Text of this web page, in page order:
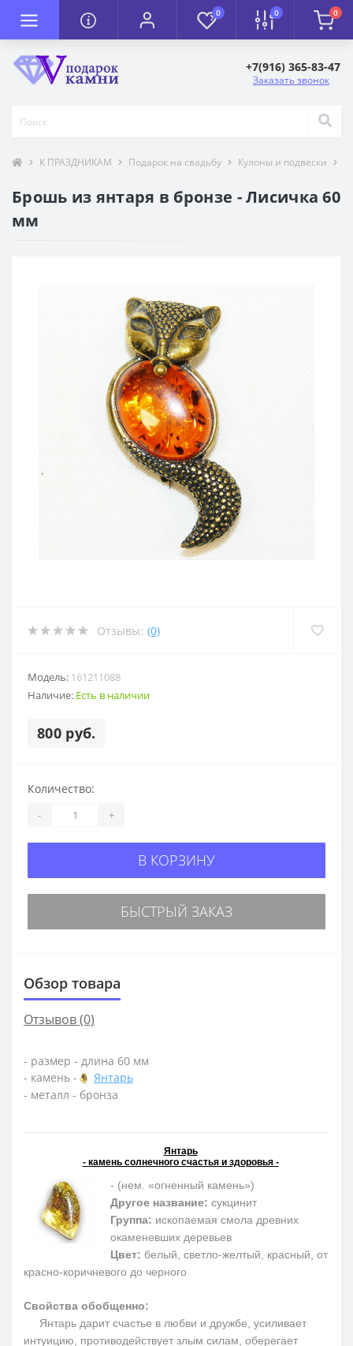
0 0 0
+7(916) 365-83-47
Заказать звонок
К ПРАЗДНИКАМ Подарок на свадьбу Кулоны и подвески
Брошь из янтаря в бронзе - Лисичка 60
мм
Отзывы: (0)
Модель: 161211088
Наличие: Есть в наличии
800 руб.
Количество:
- +
В КОРЗИНУ
БЫСТРЫЙ ЗАКАЗ
Обзор товара
Отзывов (0)
- размер - длина 60 мм
- камень -
Янтарь
- металл - бронза
Янтарь
- камень солнечного счастья и здоровья -
- (нем. «огненный камень»)
Другое название: сукцинит
Группа: ископаемая смола древних
окаменевших деревьев
Цвет: белый, светло-желтый, красный, от
красно-коричневого до черного
Свойства обобщенно:
Янтарь дарит счастье в любви и дружбе, усиливает
интуицию, противодействует злым силам, оберегает